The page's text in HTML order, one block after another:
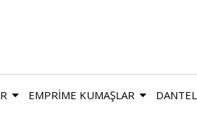
EMPRİME KUMAŞLAR